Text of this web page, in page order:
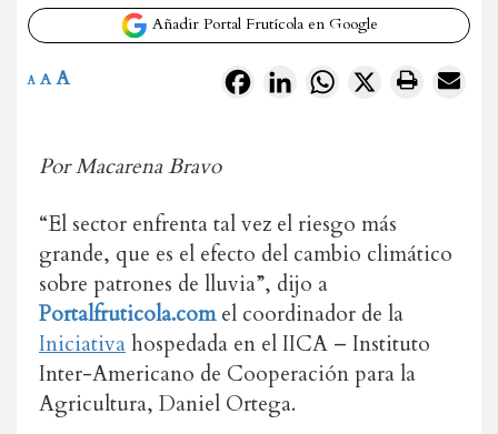
Añadir Portal Frutícola en Google
FacebookLinkedInWhatsApp
X
A A A
Por Macarena Bravo
“El sector enfrenta tal vez el riesgo más
grande, que es el efecto del cambio climático
sobre patrones de lluvia”, dijo a
Portalfruticola.comel coordinador de la
Iniciativahospedada en el IICA – Instituto
Inter-Americano de Cooperación para la
Agricultura, Daniel Ortega.